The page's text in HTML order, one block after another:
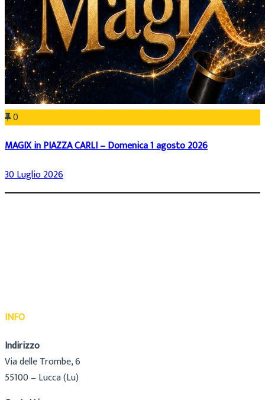
0
MAGIX in PIAZZA CARLI – Domenica 1 agosto 2026
30 Luglio 2026
INFO
Indirizzo
Via delle Trombe, 6
55100 – Lucca (Lu)